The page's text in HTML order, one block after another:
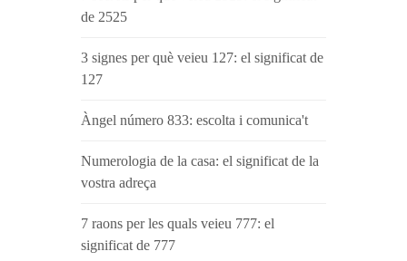
de 2525
3 signes per què veieu 127: el significat de
127
Àngel número 833: escolta i comunica't
Numerologia de la casa: el significat de la
vostra adreça
7 raons per les quals veieu 777: el
significat de 777